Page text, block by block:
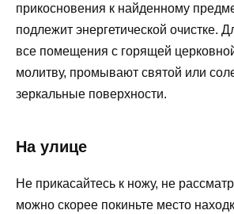
прикосновения к найденному
подлежит энергетической очистке.
все помещения с горящей
молитву, промывают святой или
зеркальные поверхности.
На улице
Не прикасайтесь к ножу, не
можно скорее покиньте место